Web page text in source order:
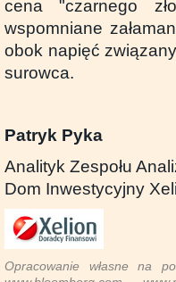
cena "czarnego
wspomniane
obok napięć
surowca.
Patryk Pyka
Analityk Zespołu
Dom Inwestycyjny
Opracowanie własne na